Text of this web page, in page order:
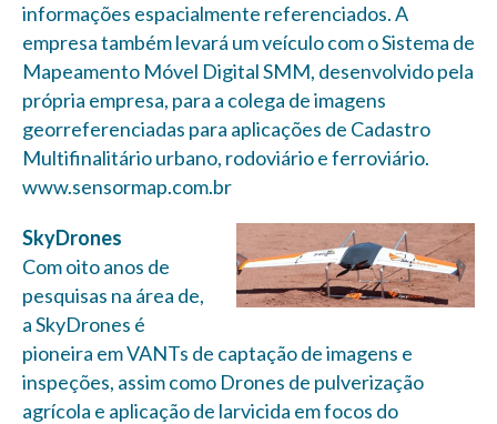
informações espacialmente referenciados. A
empresa também levará um veículo com o Sistema de
Mapeamento Móvel Digital SMM, desenvolvido pela
própria empresa, para a colega de imagens
georreferenciadas para aplicações de Cadastro
Multifinalitário urbano, rodoviário e ferroviário.
www.sensormap.com.br
SkyDrones
Com oito anos de
pesquisas na área de,
a SkyDrones é
pioneira em VANTs de captação de imagens e
inspeções, assim como Drones de pulverização
agrícola e aplicação de larvicida em focos do